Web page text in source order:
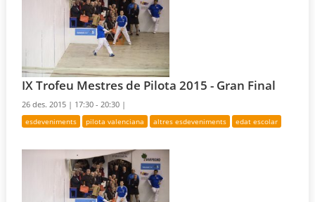
IX Trofeu Mestres de Pilota 2015 - Gran Final
26 des. 2015 | 17:30 - 20:30 |
esdeveniments pilota valenciana altres esdeveniments edat escolar